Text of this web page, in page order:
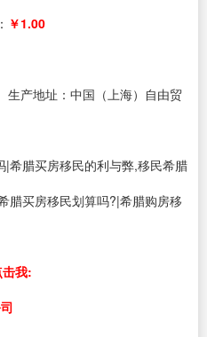
￥1.00
生产地址：中国（上海）自由贸
希腊买房移民的利与弊,移民希腊
腊买房移民划算吗?|希腊购房移
击我: